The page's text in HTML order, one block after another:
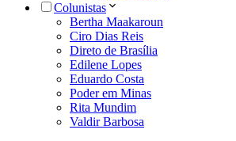
Colunistas
Bertha Maakaroun
Ciro Dias Reis
Direto de Brasília
Edilene Lopes
Eduardo Costa
Poder em Minas
Rita Mundim
Valdir Barbosa